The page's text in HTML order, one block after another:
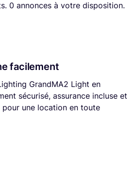
0 annonces à votre disposition.
facilement
GrandMA2 Light en
sécurisé, assurance incluse et
une location en toute